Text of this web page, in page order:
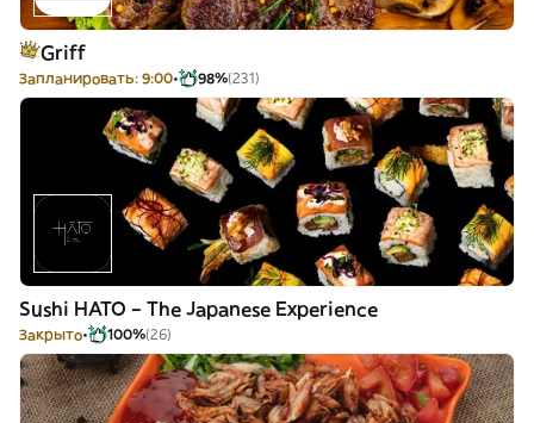
Griff
Запланировать: 9:00 98%(231)
Sushi HATO – The Japanese Experience
Закрыто 100%(26)